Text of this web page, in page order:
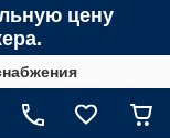
цену